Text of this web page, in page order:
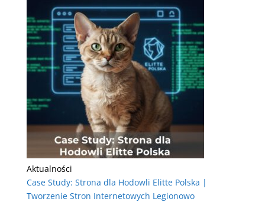
Aktualności
Case Study: Strona dla Hodowli Elitte Polska |
Tworzenie Stron Internetowych Legionowo